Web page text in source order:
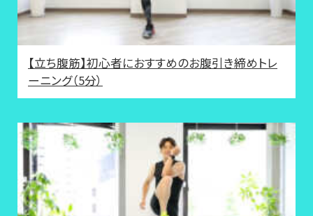
【立ち腹筋】初心者におすすめのお腹引き締めトレ
ーニング（5分）